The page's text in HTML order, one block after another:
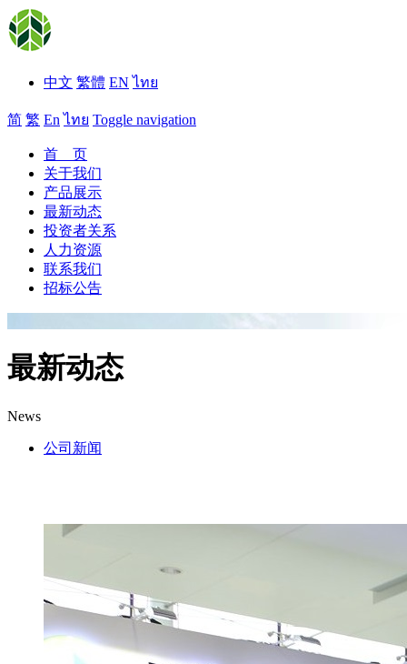
中文 繁體 EN ไทย
简 繁 En ไทย Toggle navigation
首 页
关于我们
产品展示
最新动态
投资者关系
人力资源
联系我们
招标公告
最新动态
News
公司新闻